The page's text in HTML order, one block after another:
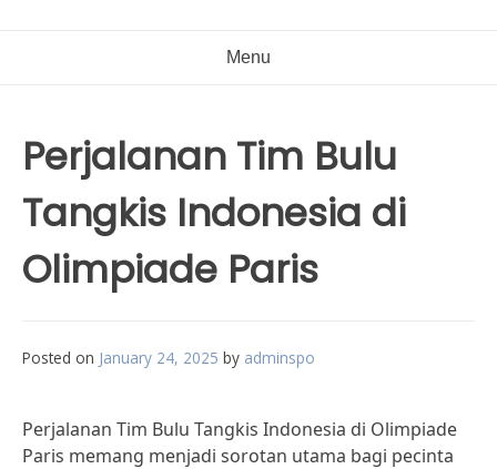
Menu
Perjalanan Tim Bulu
Tangkis Indonesia di
Olimpiade Paris
Posted on January 24, 2025 by adminspo
Perjalanan Tim Bulu Tangkis Indonesia di Olimpiade
Paris memang menjadi sorotan utama bagi pecinta